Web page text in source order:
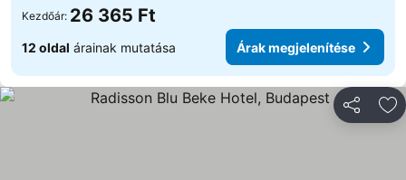
Kezdőár: 26 365 Ft
12 oldal árainak mutatása Árak megjelenítése